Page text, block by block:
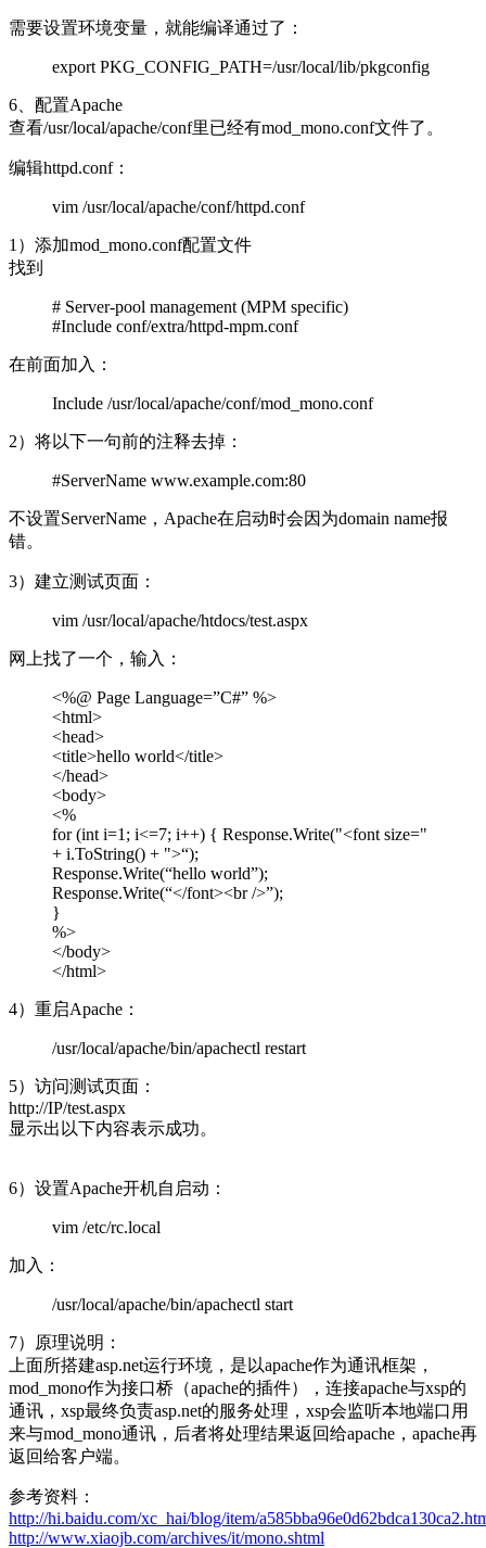
需要设置环境变量，就能编译通过了：
export PKG_CONFIG_PATH=/usr/local/lib/pkgconfig
6、配置Apache
查看/usr/local/apache/conf里已经有mod_mono.conf文件了。
编辑httpd.conf：
vim /usr/local/apache/conf/httpd.conf
1）添加mod_mono.conf配置文件
找到
# Server-pool management (MPM specific)
#Include conf/extra/httpd-mpm.conf
在前面加入：
Include /usr/local/apache/conf/mod_mono.conf
2）将以下一句前的注释去掉：
#ServerName www.example.com:80
不设置ServerName，Apache在启动时会因为domain name报
错。
3）建立测试页面：
vim /usr/local/apache/htdocs/test.aspx
网上找了一个，输入：
<%@ Page Language=”C#” %>
<html>
<head>
<title>hello world</title>
</head>
<body>
<%
for (int i=1; i<=7; i++) { Response.Write("<font size="
+ i.ToString() + ">“);
Response.Write(“hello world”);
Response.Write(“</font><br />”);
}
%>
</body>
</html>
4）重启Apache：
/usr/local/apache/bin/apachectl restart
5）访问测试页面：
http://IP/test.aspx
显示出以下内容表示成功。
6）设置Apache开机自启动：
vim /etc/rc.local
加入：
/usr/local/apache/bin/apachectl start
7）原理说明：
上面所搭建asp.net运行环境，是以apache作为通讯框架，
mod_mono作为接口桥（apache的插件），连接apache与xsp的
通讯，xsp最终负责asp.net的服务处理，xsp会监听本地端口用
来与mod_mono通讯，后者将处理结果返回给apache，apache再
返回给客户端。
参考资料：
http://hi.baidu.com/xc_hai/blog/item/
http://www.xiaojb.com/archives/it/mono.shtml